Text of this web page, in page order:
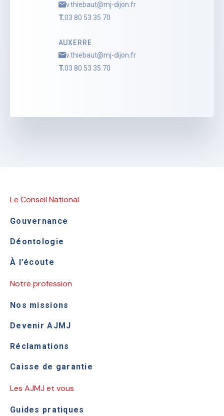
v.thiebaut@mj-dijon.fr
T.03 80 53 35 70
AUXERRE
v.thiebaut@mj-dijon.fr
T.03 80 53 35 70
Le Conseil National
Gouvernance
Déontologie
À l’écoute
Notre profession
Nos missions
Devenir AJMJ
Réclamations
Caisse de garantie
Les AJMJ et vous
Guides pratiques